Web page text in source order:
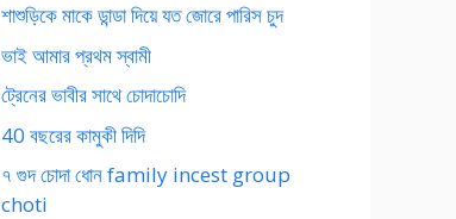
শাশুড়িকে মাকে ডান্ডা দিয়ে যত জোরে পারিস চুদ
ভাই আমার প্রথম স্বামী
ট্রেনের ভাবীর সাথে চোদাচোদি
40 বছরের কামুকী দিদি
৭ গুদ চোদা ধোন family incest group
choti